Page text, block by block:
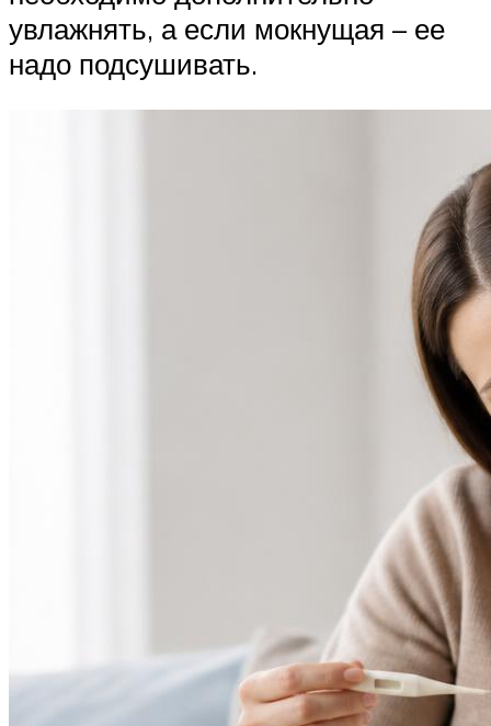
увлажнять, а если мокнущая – ее
надо подсушивать.